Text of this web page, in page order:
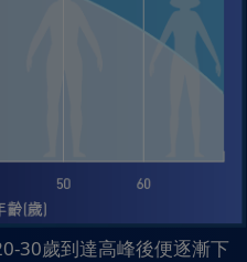
30歲到達高峰後便逐漸下